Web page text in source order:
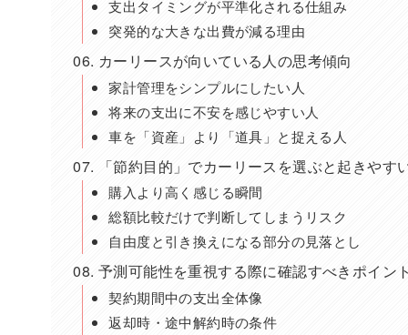
支出タイミングが平準化される仕組み
突発的な大きな出費が減る理由
カーリースが向いている人の思考傾向
家計管理をシンプルにしたい人
将来の支出に不安を感じやすい人
車を「資産」より「道具」と捉える人
「節約目的」でカーリースを選ぶと起きやす
購入より高く感じる瞬間
総額比較だけで判断してしまうリスク
自由度と引き換えになる部分の見落とし
予測可能性を重視する際に確認すべきポイン
契約期間中の支出全体像
返却時・途中解約時の条件